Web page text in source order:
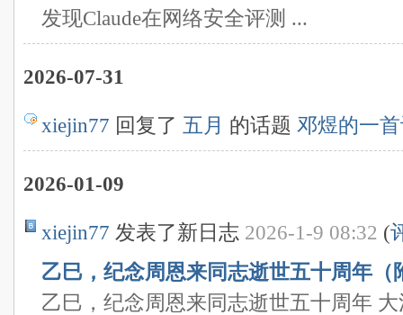
发现Claude在网络安全评测 ...
2026-07-31
xiejin77 回复了 五月 的话题 邓煜的一
2026-01-09
xiejin77 发表了新日志 2026-1-9 08:32 (
乙巳，纪念周恩来同志逝世五十周年（
乙巳，纪念周恩来同志逝世五十周年